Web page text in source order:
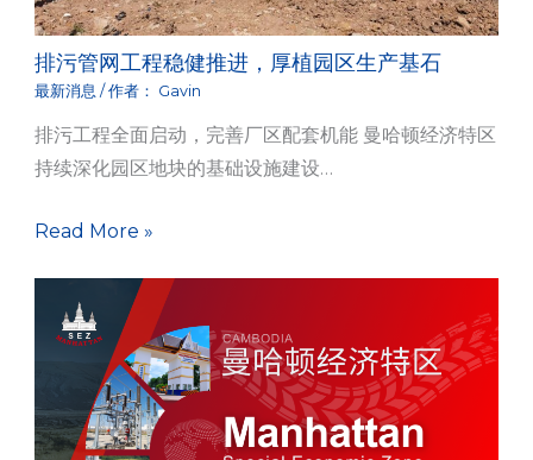
排污管网工程稳健推进，厚植园区生产基石
最新消息 / 作者： Gavin
排污工程全面启动，完善厂区配套机能 曼哈顿经济特区
持续深化园区地块的基础设施建设…
Read More »